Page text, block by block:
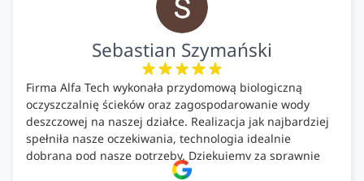
Sebastian Szymański
Firma Alfa Tech wykonała przydomową biologiczną
oczyszczalnię ścieków oraz zagospodarowanie wody
deszczowej na naszej działce. Realizacja jak najbardziej
spełniła nasze oczekiwania, technologia idealnie
dobrana pod nasze potrzeby. Dziękujemy za sprawnie
wykonany montaż w świetnej atmosferze! Polecam!